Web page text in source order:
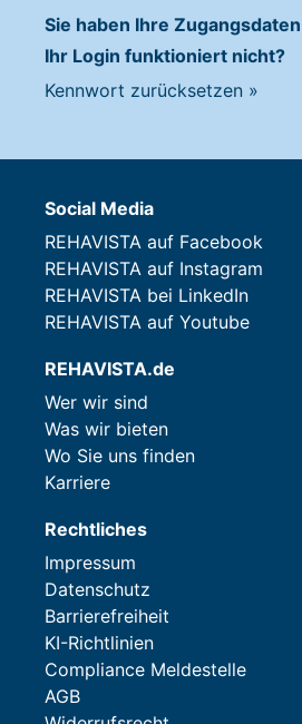
Sie haben Ihre
Ihr Login funktioniert nicht?
Kennwort zurücksetzen »
Social Media
REHAVISTA auf Facebook
REHAVISTA auf Instagram
REHAVISTA bei LinkedIn
REHAVISTA auf Youtube
REHAVISTA.de
Wer wir sind
Was wir bieten
Wo Sie uns finden
Karriere
Rechtliches
Impressum
Datenschutz
Barrierefreiheit
KI-Richtlinien
Compliance Meldestelle
AGB